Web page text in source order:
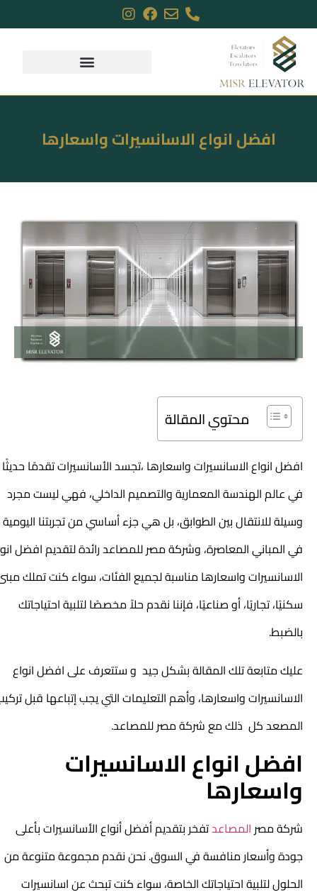
افضل انواع الاسانسيرات واسعارها
محتوي المقالة
افضل انواع الاسانسيرات واسعارها ،تجسد الأسانسيرات تقدمًا حديثًا
في عالم الهندسة المعمارية والتصميم الداخلي، فهي ليست مجرد
وسيلة للانتقال بين الطوابق، بل هي جزء أساسي من تجربتنا اليومية
في المباني المعاصرة، وشركة مصر للمصاعد رائدة لتقديم افضل انواع
الاسانسيرات واسعارها مناسبة لجميع الفئات، سواء كنت تملك مبنى
سكنيًا، تجاريًا، أو صناعيًا، فإننا نقدم حلاً مخصصًا لتلبية احتياجاتك
بالضبط.
عليك متابعة تلك المقالة بشكل جيد و ستتعرف على افضل انواع
الاسانسيرات واسعارها، وأهم التعليمات التي يجب إتباعها قبل تركيب
المصعد كل ذلك مع شركة مصر للمصاعد.
افضل انواع الاسانسيرات
واسعارها
شركة مصرالمصاعدتفخر بتقديم أفضل أنواع الأسانسيرات بأعلى
جودة وأسعار منافسة في السوق. نحن نقدم مجموعة متنوعة من
الحلول لتلبية احتياجاتك الخاصة، سواء كنت تبحث عن اسانسيرات